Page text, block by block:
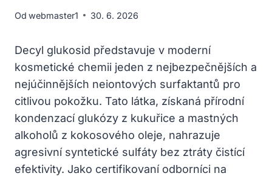
Od webmaster1 30. 6. 2026
Decyl glukosid představuje v moderní
kosmetické chemii jeden z nejbezpečnějších a
nejúčinnějších neiontových surfaktantů pro
citlivou pokožku. Tato látka, získaná přírodní
kondenzací glukózy z kukuřice a mastných
alkoholů z kokosového oleje, nahrazuje
agresivní syntetické sulfáty bez ztráty čistící
efektivity. Jako certifikovaní odborníci na